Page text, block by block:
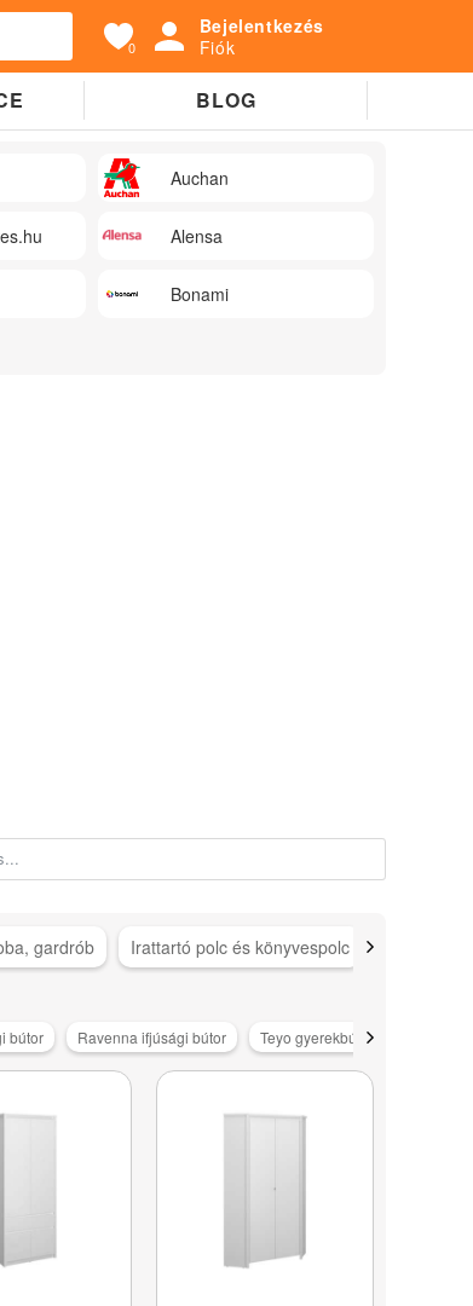
0
Bejelentkezés
Fiók
BLOG
Auchan
Alensa
Bonami
gardrób Irattartó polc és könyvespolc
bútor Ravenna ifjúsági bútor Teyo gyerekbútor